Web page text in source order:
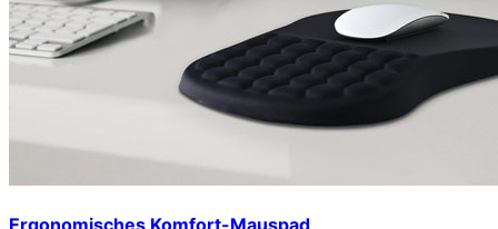
Ergonomisches Komfort-Mauspad